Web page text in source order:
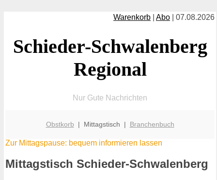
Warenkorb Abo | 07.08.2026
Schieder-Schwalenberg
Regional
Nur Gute Nachrichten
Obstkorb | Mittagstisch | Branchenbuch
Zur Mittagspause: bequem informieren lassen
Mittagstisch Schieder-Schwalenberg